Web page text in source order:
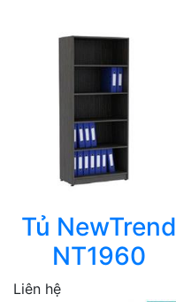
Tủ NewTrend
NT1960
Liên hệ